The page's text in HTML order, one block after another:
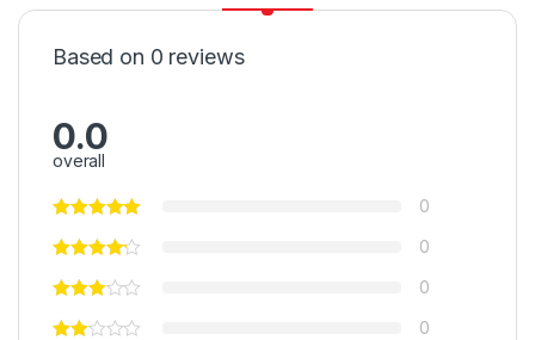
Based on 0 reviews
0.0
overall
0
0
0
0